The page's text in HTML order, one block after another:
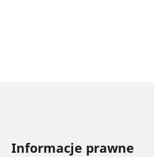
Informacje prawne